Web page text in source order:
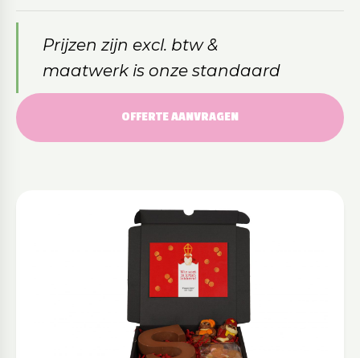
Prijzen zijn excl. btw &
maatwerk is onze standaard
OFFERTE AANVRAGEN